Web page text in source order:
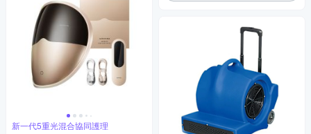
新一代5重光混合協同護理